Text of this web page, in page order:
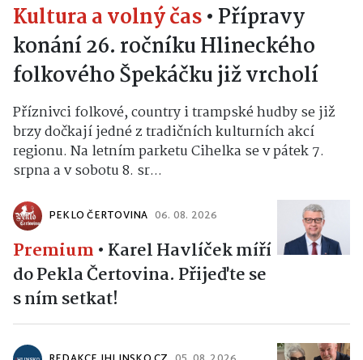
Kultura a volný čas• Přípravy
konání 26. ročníku Hlineckého
folkového Špekáčku již vrcholí
Příznivci folkové, country i trampské hudby se již
brzy dočkají jedné z tradičních kulturních akcí
regionu. Na letním parketu Cihelka se v pátek 7.
srpna a v sobotu 8. sr...
PEKLO ČERTOVINA 06. 08. 2026
Premium • Karel Havlíček míří
do Pekla Čertovina. Přijeďte se
s ním setkat!